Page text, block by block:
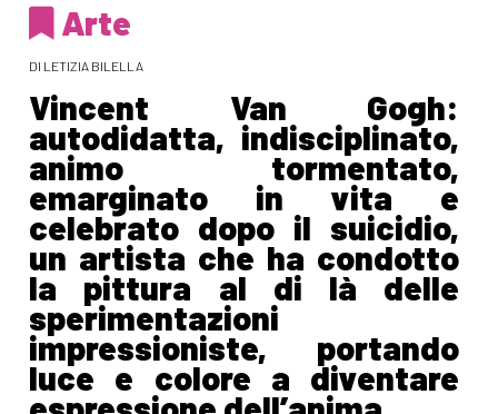
Arte
DI LETIZIA BILELLA
Vincent Van Gogh:
autodidatta, indisciplinato,
animo tormentato,
emarginato in vita e
celebrato dopo il suicidio,
un artista che ha condotto
la pittura al di là delle
sperimentazioni
impressioniste, portando
luce e colore a diventare